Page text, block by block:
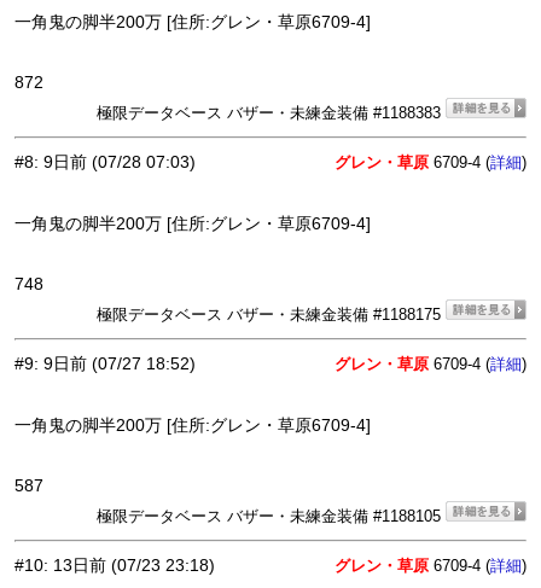
一角鬼の脚半200万 [住所:グレン・草原6709-4]
872
極限データベース バザー・未練金装備 #1188383
#8: 9日前 (07/28 07:03) グレン・草原 6709-4 (詳細)
一角鬼の脚半200万 [住所:グレン・草原6709-4]
748
極限データベース バザー・未練金装備 #1188175
#9: 9日前 (07/27 18:52) グレン・草原 6709-4 (詳細)
一角鬼の脚半200万 [住所:グレン・草原6709-4]
587
極限データベース バザー・未練金装備 #1188105
#10: 13日前 (07/23 23:18) グレン・草原 6709-4 (詳細)